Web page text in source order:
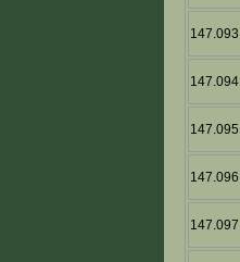
147.093
147.094
147.095
147.096
147.097